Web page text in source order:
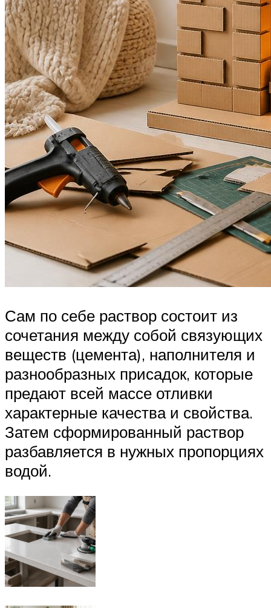
Сам по себе раствор состоит из
сочетания между собой связующих
веществ (цемента), наполнителя и
разнообразных присадок, которые
предают всей массе отливки
характерные качества и свойства.
Затем сформированный раствор
разбавляется в нужных пропорциях
водой.